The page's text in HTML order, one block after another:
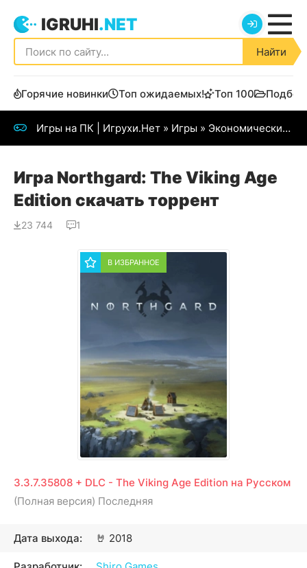
IGRUHI.NET
Найти
Горячие новинки Топ ожидаемых! Топ 100
Игры на ПК | Игрухи.Нет » Игры » Экономические »
Игра Northgard: The Viking Age
Edition скачать торрент
23 744 1
В ИЗБРАННОЕ
3.3.7.35808 + DLC - The Viking Age Edition на Русском
(Полная версия) Последняя
🤘
Дата выхода: 2018